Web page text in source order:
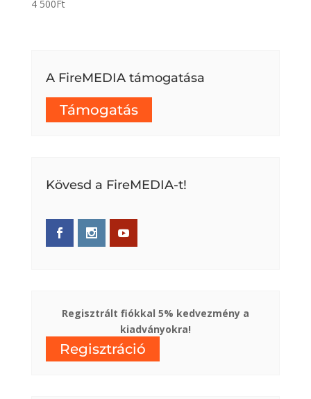
4 500Ft
A FireMEDIA támogatása
Támogatás
Kövesd a FireMEDIA-t!
Regisztrált fiókkal 5% kedvezmény a
kiadványokra!
Regisztráció